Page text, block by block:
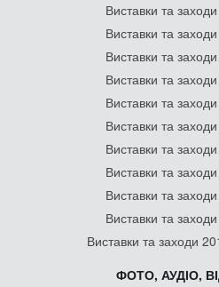
Виставки та
Виставки та
Виставки та
Виставки та
Виставки та
Виставки та
Виставки та
Виставки та
Виставки та
Виставки та
Виставки та заходи
ФОТО, АУДІО,